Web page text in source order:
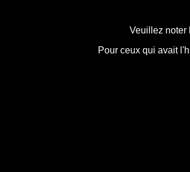
Veuillez noter
Pour ceux qui avait